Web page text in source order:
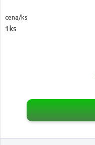
cena/ks
1ks